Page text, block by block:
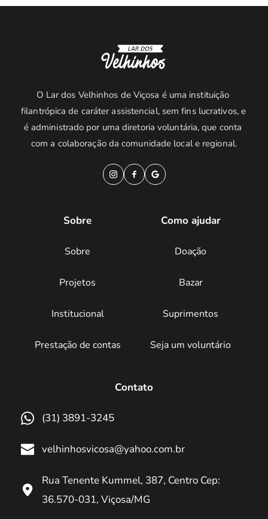
O Lar dos Velhinhos de Viçosa é uma instituição
filantrópica de caráter assistencial, sem fins lucrativos, e
é administrado por uma diretoria voluntária, que conta
com a colaboração da comunidade local e regional.
Sobre
Sobre
Projetos
Institucional
Prestação de contas
Como ajudar
Doação
Bazar
Suprimentos
Seja um voluntário
Contato
(31) 3891-3245
velhinhosvicosa@yahoo.com.br
Rua Tenente Kummel, 387, Centro Cep:
36.570-031, Viçosa/MG